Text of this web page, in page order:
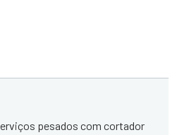
pesados com cortador